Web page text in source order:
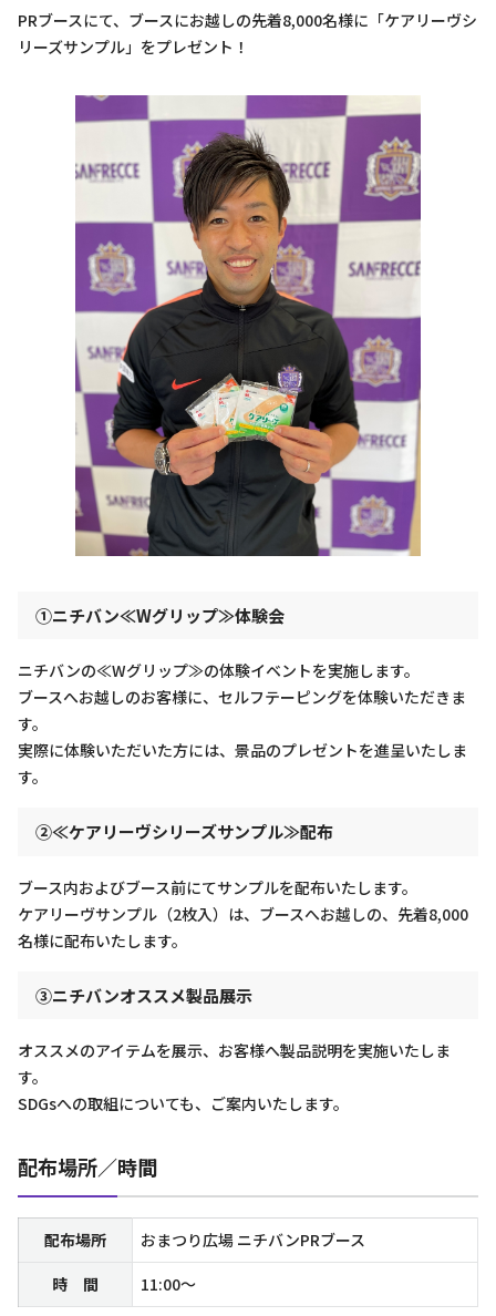
PRブースにて、ブースにお越しの先着8,000名様に「ケアリーヴシ
リーズサンプル」をプレゼント！
①ニチバン≪Wグリップ≫体験会
ニチバンの≪Wグリップ≫の体験イベントを実施します。
ブースへお越しのお客様に、セルフテーピングを体験いただきま
す。
実際に体験いただいた方には、景品のプレゼントを進呈いたしま
す。
②≪ケアリーヴシリーズサンプル≫配布
ブース内およびブース前にてサンプルを配布いたします。
ケアリーヴサンプル（2枚入）は、ブースへお越しの、先着8,000
名様に配布いたします。
③ニチバンオススメ製品展示
オススメのアイテムを展示、お客様へ製品説明を実施いたしま
す。
SDGsへの取組についても、ご案内いたします。
配布場所／時間
配布場所
おまつり広場 ニチバンPRブース
時 間
11:00～